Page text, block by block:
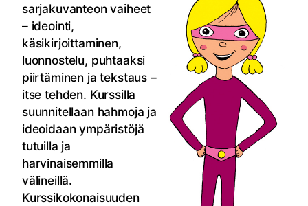
sarjakuvanteon vaiheet
– ideointi,
käsikirjoittaminen,
luonnostelu, puhtaaksi
piirtäminen ja tekstaus –
itse tehden. Kurssilla
suunnitellaan hahmoja ja
ideoidaan ympäristöjä
tutuilla ja
harvinaisemmilla
välineillä.
Kurssikokonaisuuden